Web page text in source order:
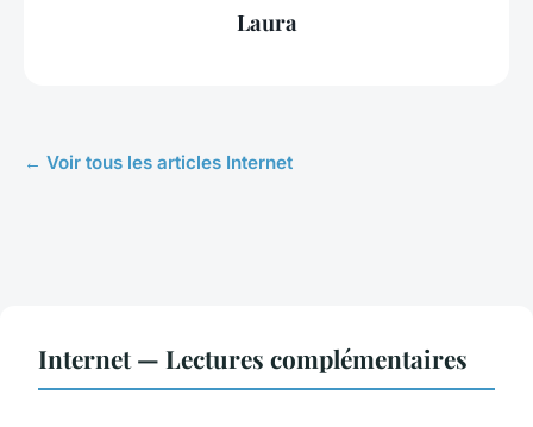
Laura
← Voir tous les articles Internet
Internet — Lectures complémentaires